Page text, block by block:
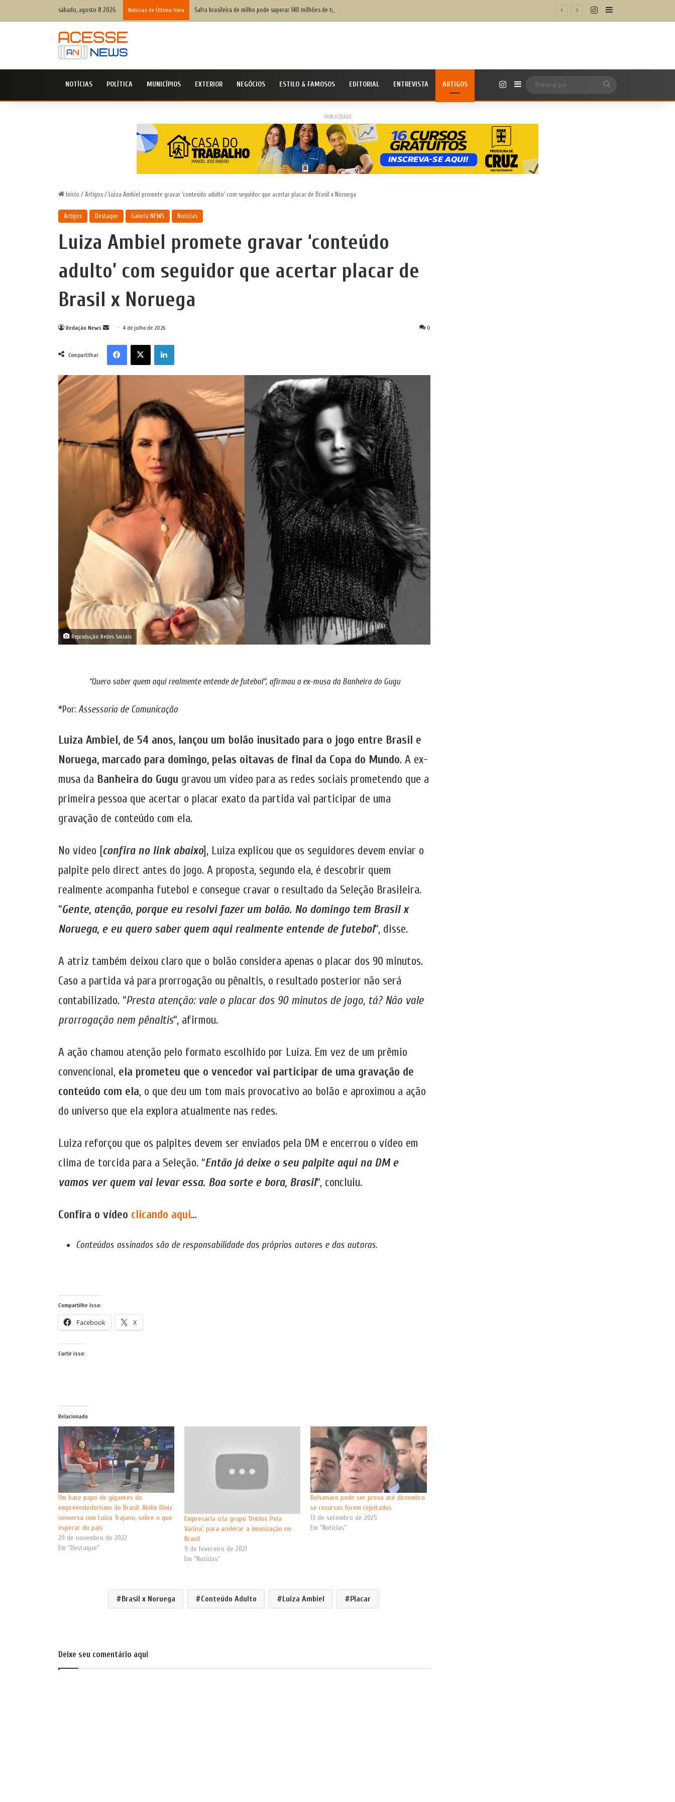
sábado, agosto 8 2026 Notícias de Última Hora Safra brasileira de milho pode superar 140 milhões de toneladas InstagramBarra Lateral
NOTÍCIAS POLÍTICA MUNICÍPIOS EXTERIOR NEGÓCIOS ESTILO & FAMOSOS EDITORIAL ENTREVISTA ARTIGOS InstagramBarra Lateral
por
PUBLICIDADE
Início / Artigos / Luiza Ambiel promete gravar ‘conteúdo adulto’ com seguidor que acertar placar de Brasil x Noruega
Artigos Destaque Galeria NEWS Notícias
Luiza Ambiel promete gravar ‘conteúdo
adulto’ com seguidor que acertar placar de
Brasil x Noruega
Redação News
Mande
mail
4 de julho de 2026 0
Compartilhar
FacebookX Linkedin
Reprodução: Redes Sociais
“Quero saber quem aqui realmente entende de futebol”, afirmou a ex-musa da Banheira do Gugu
*Por: Assessoria de Comunicação
Luiza Ambiel, de 54 anos, lançou um bolão inusitado para o jogo entre Brasil e
Noruega, marcado para domingo, pelas oitavas de final da Copa do Mundo. A ex-
musa da Banheira do Gugu gravou um vídeo para as redes sociais prometendo que a
primeira pessoa que acertar o placar exato da partida vai participar de uma
gravação de conteúdo com ela.
No vídeo [confira no link abaixo], Luiza explicou que os seguidores devem enviar o
palpite pelo direct antes do jogo. A proposta, segundo ela, é descobrir quem
realmente acompanha futebol e consegue cravar o resultado da Seleção Brasileira.
“Gente, atenção, porque eu resolvi fazer um bolão. No domingo tem Brasil x
Noruega, e eu quero saber quem aqui realmente entende de futebol“, disse.
A atriz também deixou claro que o bolão considera apenas o placar dos 90 minutos.
Caso a partida vá para prorrogação ou pênaltis, o resultado posterior não será
contabilizado. “Presta atenção: vale o placar dos 90 minutos de jogo, tá? Não vale
prorrogação nem pênaltis“, afirmou.
A ação chamou atenção pelo formato escolhido por Luiza. Em vez de um prêmio
convencional, ela prometeu que o vencedor vai participar de uma gravação de
conteúdo com ela, o que deu um tom mais provocativo ao bolão e aproximou a ação
do universo que ela explora atualmente nas redes.
Luiza reforçou que os palpites devem ser enviados pela DM e encerrou o vídeo em
clima de torcida para a Seleção. “Então já deixe o seu palpite aqui na DM e
vamos ver quem vai levar essa. Boa sorte e bora, Brasil“, concluiu.
Confira o vídeo clicando aqui…
Conteúdos assinados são de responsabilidade dos próprios autores e das autoras.
Compartilhe isso:
Facebook X
Curtir isso:
Relacionado
Um bate papo de gigantes do
empreendedorismo do Brasil: Abílio Diniz
conversa com Luiza Trajano, sobre o que
esperar do país
20 de novembro de 2022
Em "Destaque"
Empresaria cria grupo ‘Unidos Pela
Vacina’, para acelerar a imunização no
Brasil
9 de fevereiro de 2021
Em "Notícias"
Bolsonaro pode ser preso até dezembro
se recursos forem rejeitados
13 de setembro de 2025
Em "Notícias"
Brasil x Noruega Conteúdo Adulto Luiza Ambiel Placar
Deixe seu comentário aqui